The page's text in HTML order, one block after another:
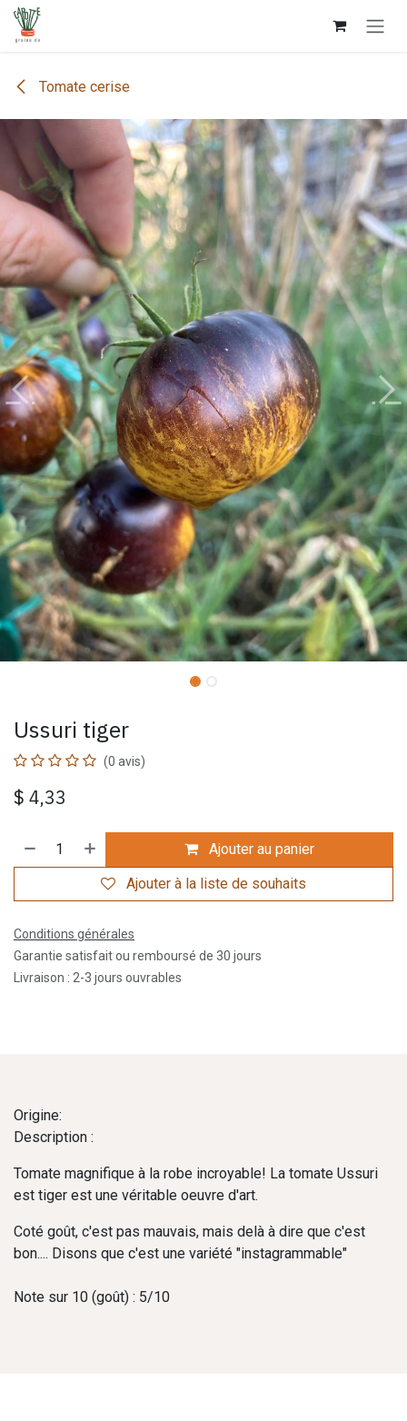
Se rendre au contenu
Tomate cerise
Ussuri tiger
(0 avis)
$ 4,33
Ajouter au panier
Ajouter à la liste de souhaits
Conditions générales
Garantie satisfait ou remboursé de 30 jours
Livraison : 2-3 jours ouvrables
Origine:
Description :
Tomate magnifique à la robe incroyable! La tomate Ussuri
est tiger est une véritable oeuvre d'art.
Coté goût, c'est pas mauvais, mais delà à dire que c'est
bon.... Disons que c'est une variété "instagrammable"
Note sur 10 (goût) : 5/10